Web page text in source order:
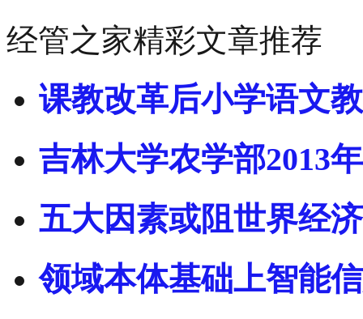
经管之家精彩文章推荐
课教改革后小学语文
吉林大学农学部2013年
五大因素或阻世界经
领域本体基础上智能